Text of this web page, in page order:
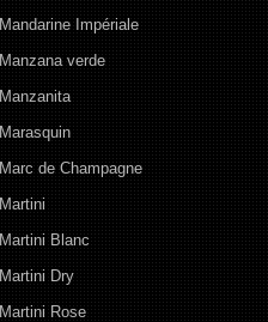
Mandarine Impériale
Manzana verde
Manzanita
Marasquin
Marc de Champagne
Martini
Martini Blanc
Martini Dry
Martini Rose